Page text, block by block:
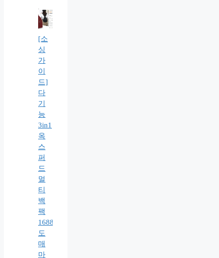
[소
싱
가
이
드]
다
기
능
3in1
옥
스
퍼
드
멀
티
백
팩
1688
도
매
마